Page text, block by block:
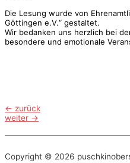
Die Lesung wurde von
Göttingen e.V.“ gestaltet.
Wir bedanken uns herzlich bei
besondere und emotionale
← zurück
weiter →
Copyright © 2026